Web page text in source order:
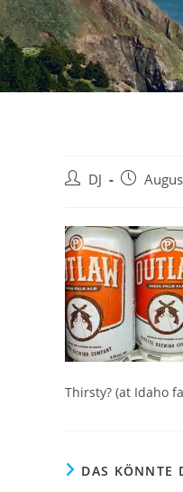
Beitrags-
DJ
Beitrag
Thirsty? (at Idaho
DAS KÖNNTE